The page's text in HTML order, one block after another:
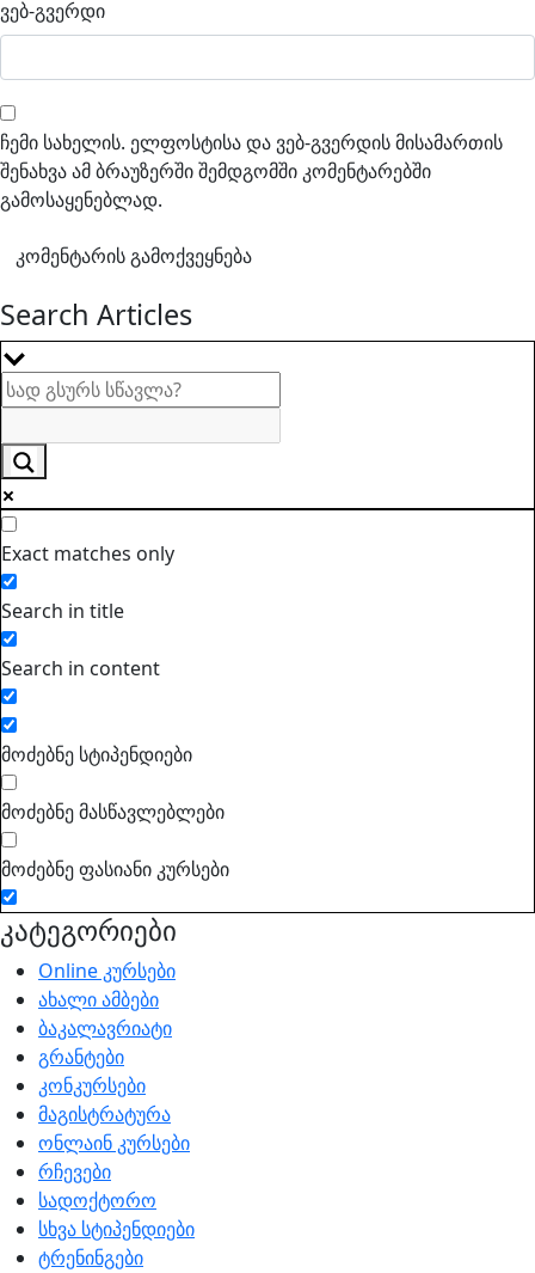
ვებ-გვერდი
ჩემი სახელის. ელფოსტისა და ვებ-გვერდის მისამართის
შენახვა ამ ბრაუზერში შემდგომში კომენტარებში
გამოსაყენებლად.
Search Articles
Exact matches only
Search in title
Search in content
მოძებნე სტიპენდიები
მოძებნე მასწავლებლები
მოძებნე ფასიანი კურსები
კატეგორიები
Online კურსები
ახალი ამბები
ბაკალავრიატი
გრანტები
კონკურსები
მაგისტრატურა
ონლაინ კურსები
რჩევები
სადოქტორო
სხვა სტიპენდიები
ტრენინგები